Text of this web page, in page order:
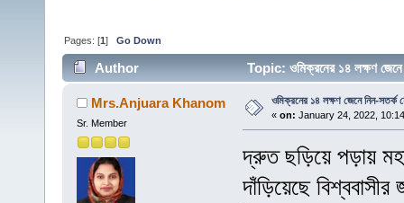
Pages: [1]Go Down
Author Topic: ওমিক্রনের ১৪ লক্ষণ
Mrs.Anjuara Khanom
Sr. Member
ওমিক্রনের ১৪ লক্ষণ জেনে নিন-সতর্ক
« on: January 24, 2022,
দ্রুত ছড়িয়ে পড়ায়
দাঁড়িয়েছে